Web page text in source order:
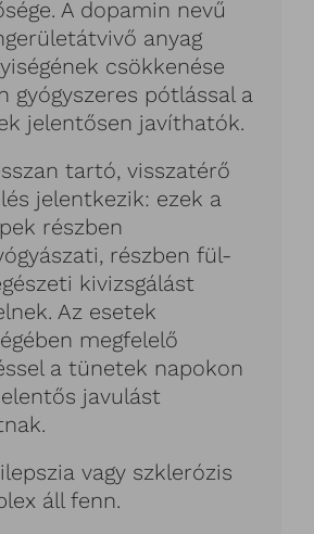
A dopamin nevű
anyag
csökkenése
gyógyszeres pótlással a
jelentősen javíthatók.
tartó, visszatérő
jelentkezik: ezek a
részben
részben fül-
kivizsgálást
Az esetek
megfelelő
a tünetek napokon
javulást
vagy szklerózis
áll fenn.